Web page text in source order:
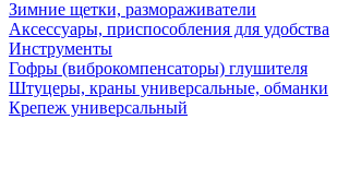
Зимние щетки, размораживатели
Аксессуары, приспособления для удобства
Инструменты
Гофры (виброкомпенсаторы) глушителя
Штуцеры, краны универсальные, обманки
Крепеж универсальный